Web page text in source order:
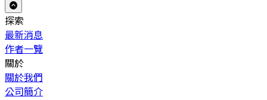
探索
最新消息
作者一覽
關於
關於我們
公司簡介